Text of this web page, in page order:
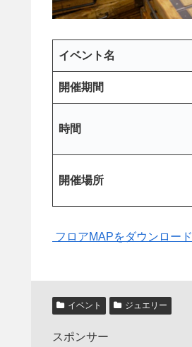
イベント名
開催期間
時間
開催場所
フロアMAPをダウンロード
イベント ジュエリー
スポンサー